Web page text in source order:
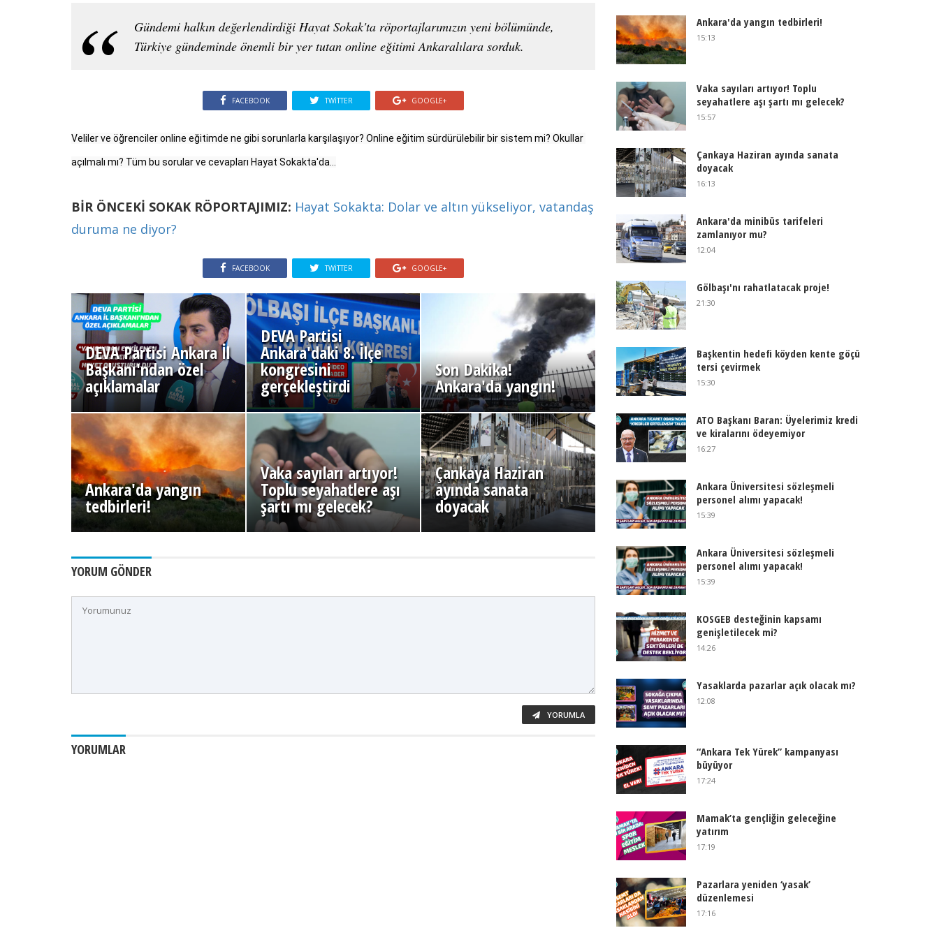
Gündemi halkın değerlendirdiği Hayat Sokak'ta röportajlarımızın yeni bölümünde,
Türkiye gündeminde önemli bir yer tutan online eğitimi Ankaralılara sorduk.
FACEBOOK TWITTER GOOGLE+
Veliler ve öğrenciler online eğitimde ne gibi sorunlarla karşılaşıyor? Online eğitim sürdürülebilir bir sistem mi? Okullar
BİR ÖNCEKİ SOKAK RÖPORTAJIMIZ: Hayat Sokakta: Dolar ve altın yükseliyor, vatandaş
duruma ne diyor?
FACEBOOK TWITTER GOOGLE+
DEVA Partisi Ankara İl
Başkanı'ndan özel
açıklamalar
DEVA Partisi
Ankara'daki 8. İlçe
kongresini
gerçekleştirdi
Son Dakika!
Ankara'da yangın!
Ankara'da yangın
tedbirleri!
Vaka sayıları artıyor!
Toplu seyahatlere aşı
şartı mı gelecek?
Çankaya Haziran
ayında sanata
doyacak
YORUM GÖNDER
YORUMLA
YORUMLAR
Ankara'da yangın tedbirleri!
15:13
Vaka sayıları artıyor! Toplu
seyahatlere aşı şartı mı gelecek?
15:57
Çankaya Haziran ayında sanata
doyacak
16:13
Ankara'da minibüs tarifeleri
zamlanıyor mu?
12:04
Gölbaşı'nı rahatlatacak proje!
21:30
Başkentin hedefi köyden kente göçü
tersi çevirmek
15:30
ATO Başkanı Baran: Üyelerimiz kredi
ve kiralarını ödeyemiyor
16:27
Ankara Üniversitesi sözleşmeli
personel alımı yapacak!
15:39
Ankara Üniversitesi sözleşmeli
personel alımı yapacak!
15:39
KOSGEB desteğinin kapsamı
genişletilecek mi?
14:26
Yasaklarda pazarlar açık olacak mı?
12:08
“Ankara Tek Yürek” kampanyası
büyüyor
17:24
Mamak’ta gençliğin geleceğine
yatırım
17:19
Pazarlara yeniden ‘yasak’
düzenlemesi
17:16